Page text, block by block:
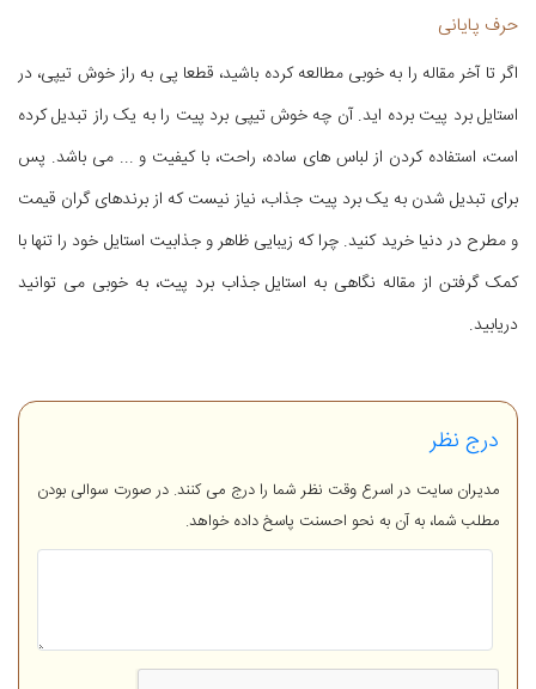
حرف پایانی
اگر تا آخر مقاله را به خوبی مطالعه کرده باشید، قطعا پی به راز خوش تیپی، در
استایل برد پیت برده اید. آن چه خوش تیپی برد پیت را به یک راز تبدیل کرده
است، استفاده کردن از لباس های ساده، راحت، با کیفیت و ... می باشد. پس
برای تبدیل شدن به یک برد پیت جذاب، نیاز نیست که از برندهای گران قیمت
و مطرح در دنیا خرید کنید. چرا که زیبایی ظاهر و جذابیت استایل خود را تنها با
کمک گرفتن از مقاله نگاهی به‌ استایل جذاب برد پیت، به خوبی می توانید
دریابید.
درج نظر
مدیران سایت در اسرع وقت نظر شما را درج می کنند. در صورت سوالی بودن
مطلب شما، به آن به نحو احسنت پاسخ داده خواهد.